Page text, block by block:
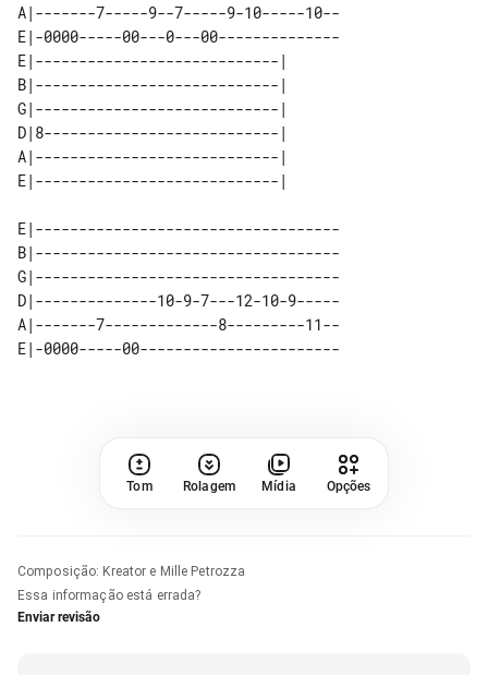
A|-------7-----9--7-----9-10-----10--
E|-0000-----00---0---00--------------
E|----------------------------|
B|----------------------------|
G|----------------------------|
D|8---------------------------|
A|----------------------------|
E|-----------------------------------
B|-----------------------------------
G|-----------------------------------
D|--------------10-9-7---12-10-9-----
A|-------7-------------8---------11--
Tom Rolagem Mídia Opções
Composição: Kreator e Mille Petrozza
Essa informação está errada?
Enviar revisão